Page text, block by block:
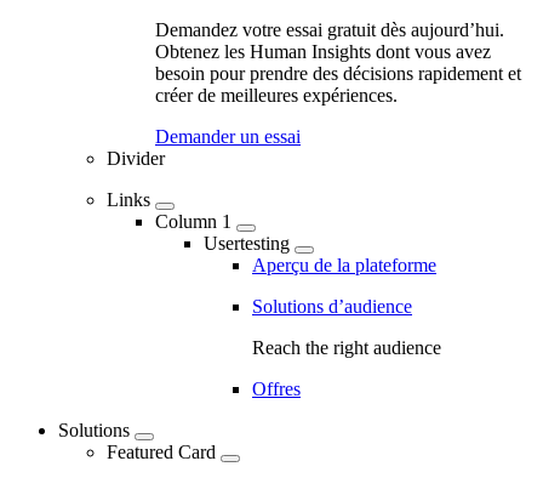
navigation
Demandez votre essai gratuit dès aujourd’hui.
Obtenez les Human Insights dont vous avez
besoin pour prendre des décisions rapidement et
créer de meilleures expériences.
Demander un essai
Divider
Links
Column 1
Usertesting
Aperçu de la plateforme
Solutions d’audience
Reach the right audience
Offres
Solutions
Featured Card